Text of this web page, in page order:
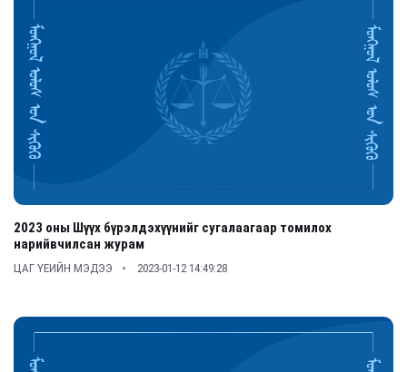
2023 оны Шүүх бүрэлдэхүүнийг сугалаагаар томилох
нарийвчилсан журам
ЦАГ ҮЕИЙН МЭДЭЭ 2023-01-12 14:49:28